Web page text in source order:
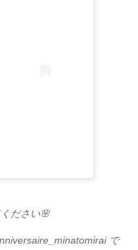
ださい🌸
で